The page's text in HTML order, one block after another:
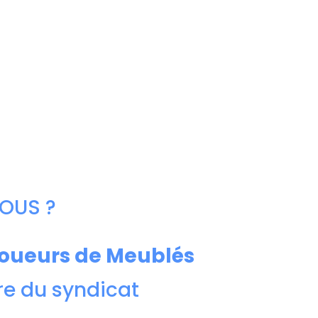
?
de Meublés
du syndicat